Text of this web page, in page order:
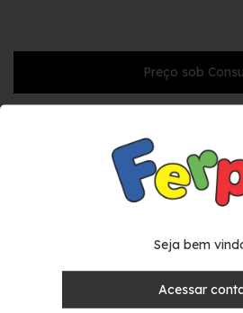
Estojo com estampas de profissões. Com
Seja bem
Acessar